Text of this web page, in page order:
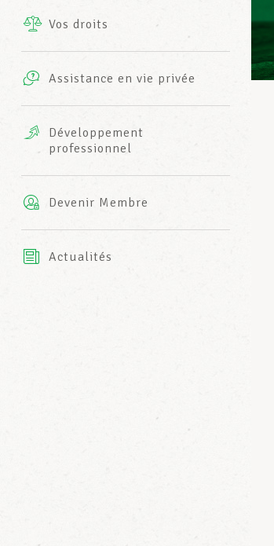
INFO-CENTER
Vos droits
Assistance en vie privée
complémentaires
AXA
Développement
professionnel
Devenir Membre
Actualités